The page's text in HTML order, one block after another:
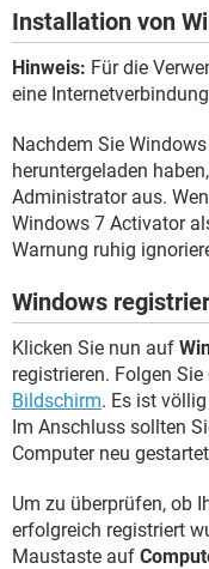
Installation von
Hinweis: Für die
eine
Nachdem Sie
heruntergeladen
Administrator aus.
Windows 7 Activator
Warnung ruhig
Windows
Klicken Sie nun auf
registrieren. Folgen
Bildschirm. Es ist
Im Anschluss sollten
Computer neu
Um zu überprüfen, ob
erfolgreich registriert
Maustaste auf